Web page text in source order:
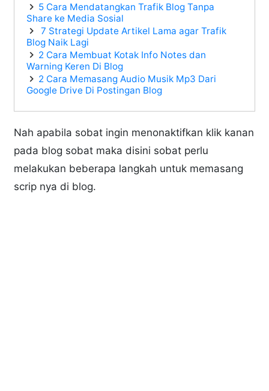
5 Cara Mendatangkan Trafik Blog Tanpa
Share ke Media Sosial
7 Strategi Update Artikel Lama agar Trafik
Blog Naik Lagi
2 Cara Membuat Kotak Info Notes dan
Warning Keren Di Blog
2 Cara Memasang Audio Musik Mp3 Dari
Google Drive Di Postingan Blog
Nah apabila sobat ingin menonaktifkan klik kanan
pada blog sobat maka disini sobat perlu
melakukan beberapa langkah untuk memasang
scrip nya di blog.